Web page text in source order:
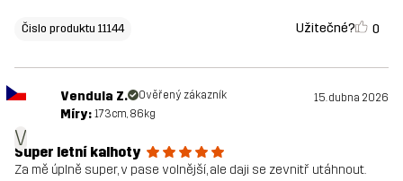
Čislo produktu 11144 Užitečné? 0
V
Vendula Z. Ověřený zákazník 15. dubna 2026
Míry: 173cm, 86kg
Super letní kalhoty
Za mě úplně super, v pase volnější, ale daji se zevnitř utáhnout.